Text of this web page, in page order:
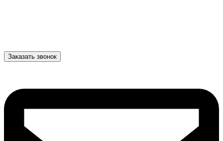
Заказать звонок